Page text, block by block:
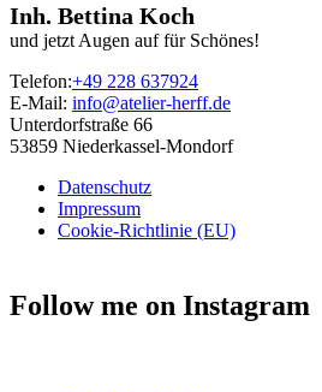
Inh. Bettina Koch
und jetzt Augen auf für Schönes!
Telefon:+49 228 637924
E-Mail: info@atelier-herff.de
Unterdorfstraße 66
53859 Niederkassel-Mondorf
Datenschutz
Impressum
Cookie-Richtlinie (EU)
Follow me on Instagram